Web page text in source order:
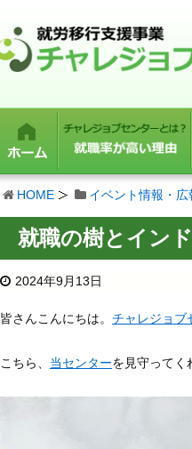
HOME イベント情報・広
就職の樹とイン
2024年9月13日
皆さんこんにちは。 チャレジョブ
こちら、 当センターを見守ってく